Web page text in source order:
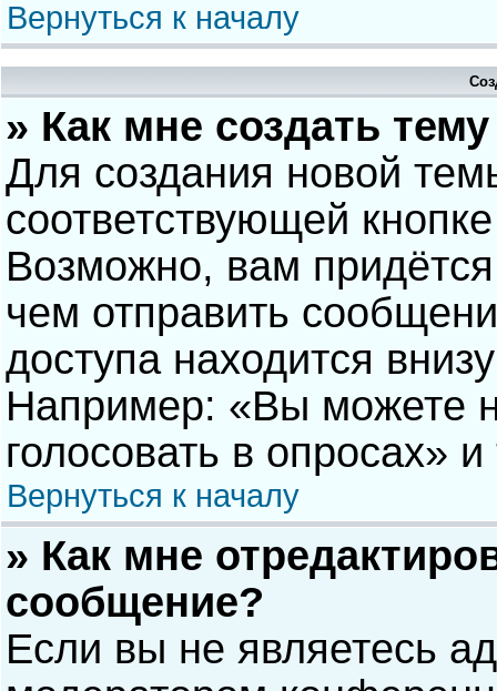
Вернуться к началу
» Как мне создать
Для создания новой
соответствующей
Возможно, вам
чем отправить
доступа находится
Например: «Вы можете
голосовать в опросах» и
Вернуться к началу
» Как мне
сообщение?
Если вы не являетесь